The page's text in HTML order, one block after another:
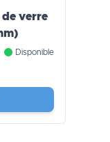
de verre
Disponible